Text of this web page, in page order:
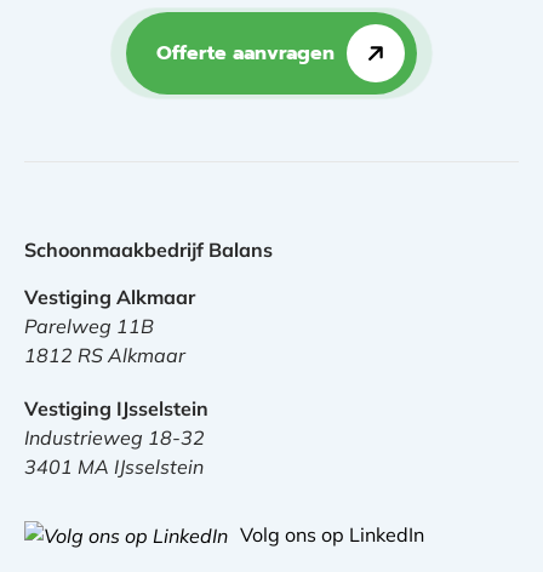
Offerte aanvragen
Schoonmaakbedrijf Balans
Vestiging Alkmaar
Parelweg 11B
1812 RS Alkmaar
Vestiging IJsselstein
Industrieweg 18-32
3401 MA IJsselstein
Volg ons op LinkedIn